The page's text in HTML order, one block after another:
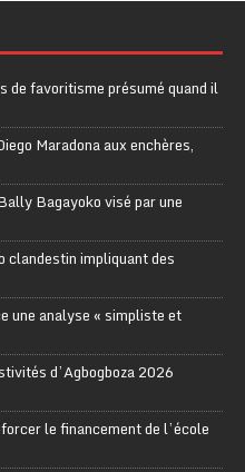
de favoritisme présumé quand il
Maradona aux enchères,
Bagayoko visé par une
impliquant des
une analyse « simpliste et
d’Agbogboza 2026
le financement de l’école